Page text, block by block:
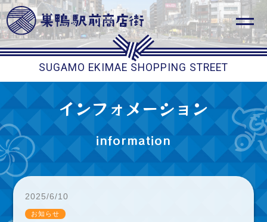
SUGAMO EKIMAE SHOPPING STREET
インフォメーション
information
2025/6/10
お知らせ